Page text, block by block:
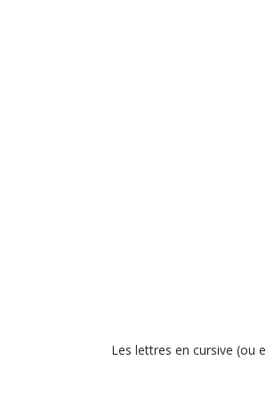
Les lettres en cursive (ou